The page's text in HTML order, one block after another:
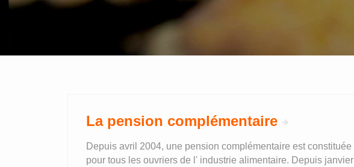
La pension complémentaire
Depuis avril 2004, une pension complémentaire est constituée
pour tous les ouvriers de l' industrie alimentaire. Depuis janvier